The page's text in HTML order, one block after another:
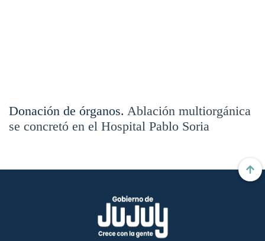
Donación de órganos. Ablación multiorgánica
se concretó en el Hospital Pablo Soria